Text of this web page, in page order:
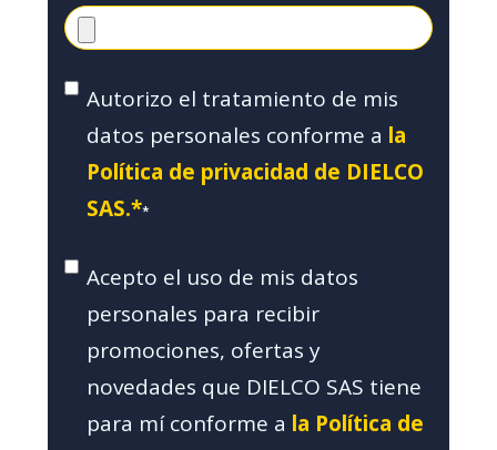
Autorizo el tratamiento de mis
datos personales conforme a la
Política de privacidad de DIELCO
SAS.**
Acepto el uso de mis datos
personales para recibir
promociones, ofertas y
novedades que DIELCO SAS tiene
para mí conforme a la Política de